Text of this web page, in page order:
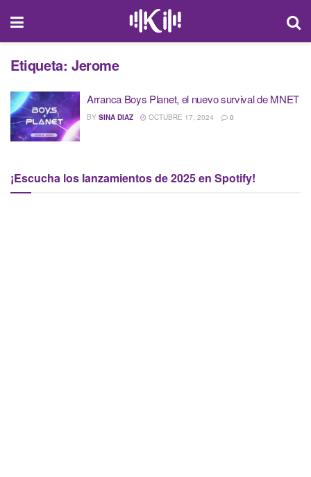
Etiqueta: Jerome
Arranca Boys Planet, el nuevo survival de MNET
BY SINA DIAZ OCTUBRE 17, 2024 0
¡Escucha los lanzamientos de 2025 en Spotify!